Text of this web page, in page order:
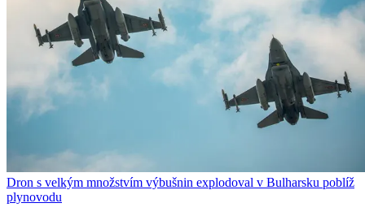
Dron s velkým množstvím výbušnin explodoval v Bulharsku poblíž
plynovodu